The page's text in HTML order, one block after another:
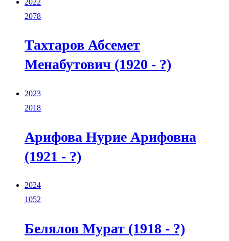
2078
Тахтаров Абсемет
Менабутович (1920 - ?)
2023
2018
Арифова Нурие Арифовна
(1921 - ?)
2024
1052
Белялов Мурат (1918 - ?)